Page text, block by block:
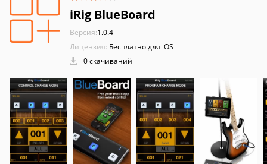
iRig BlueBoard
Версия:1.0.4
Лицензия: Бесплатно для iOS
0 скачиваний